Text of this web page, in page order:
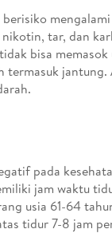
tar, dan
bisa
termasuk
pada
jam waktu
usia 61-64
tidur 7-8 jam